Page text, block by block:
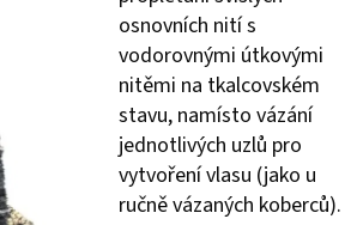
osnovních nití s
vodorovnými útkovými
nitěmi na tkalcovském
stavu, namísto vázání
jednotlivých uzlů pro
vytvoření vlasu (jako u
ručně vázaných koberců).